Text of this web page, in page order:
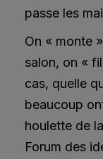
passe les
On « monte
salon, on «
cas, quelle
beaucoup
houlette de
Forum des